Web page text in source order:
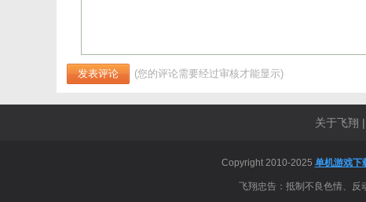
(您的评论需要经过审核才能显示)
关于飞翔 |
Copyright 2010-2025 单机游戏下
飞翔忠告：抵制不良色情、反